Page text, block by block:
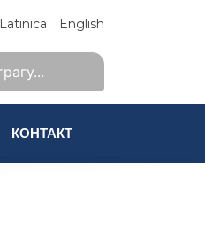
Latinica English
КОНТАКТ